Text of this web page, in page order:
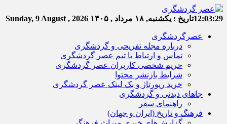
12:03:29تاریخ : یکشنبه, ۱۸ مرداد , ۱۴۰۵ Sunday, 9 August , 2026
عصرگردشگری
درباره مجله تفریحی و گردشگری
تماس و ارتباط با تیم عصر گردشگری
حریم شخصی کاربران عصر گردشگری
شرایط بازنشر محتوا
خرید رپورتاژ و بک لینک عصر گردشگری
جاهای دیدنی و گردشگری
راهنمای سفر
فرهنگ و تاریخ (ایران و جهان)